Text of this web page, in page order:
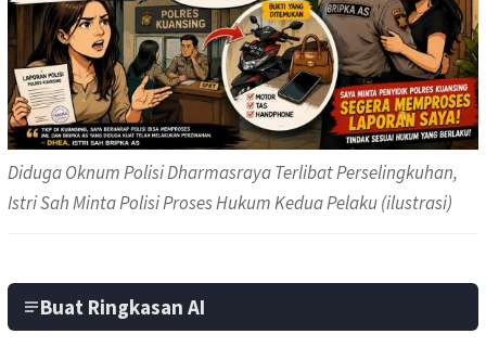
Diduga Oknum Polisi Dharmasraya Terlibat Perselingkuhan,
Istri Sah Minta Polisi Proses Hukum Kedua Pelaku (ilustrasi)
Buat Ringkasan AI